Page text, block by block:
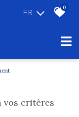
FR
0
vos critères